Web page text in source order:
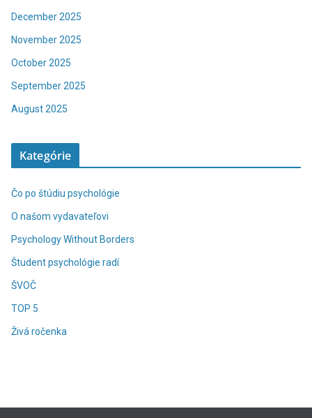
December 2025
November 2025
October 2025
September 2025
August 2025
Kategórie
Čo po štúdiu psychológie
O našom vydavateľovi
Psychology Without Borders
Študent psychológie radí
ŠVOČ
TOP 5
Živá ročenka